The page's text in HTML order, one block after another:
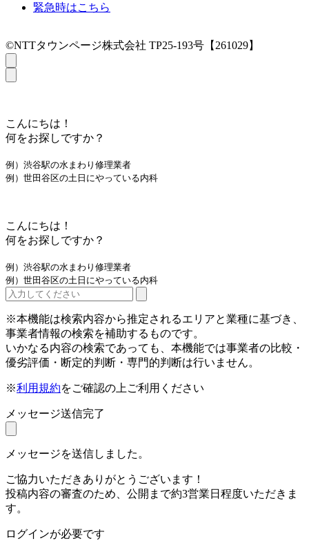
緊急時はこちら
©NTTタウンページ株式会社 TP25-193号【261029】
こんにちは！
何をお探しですか？
例）渋谷駅の水まわり修理業者
例）世田谷区の土日にやっている内科
こんにちは！
何をお探しですか？
例）渋谷駅の水まわり修理業者
例）世田谷区の土日にやっている内科
※本機能は検索内容から推定されるエリアと業種に基づき、
事業者情報の検索を補助するものです。
いかなる内容の検索であっても、本機能では事業者の比較・
優劣評価・断定的判断・専門的判断は行いません。
※利用規約をご確認の上ご利用ください
メッセージ送信完了
メッセージを送信しました。
ご協力いただきありがとうございます！
投稿内容の審査のため、公開まで約3営業日程度いただきま
す。
ログインが必要です